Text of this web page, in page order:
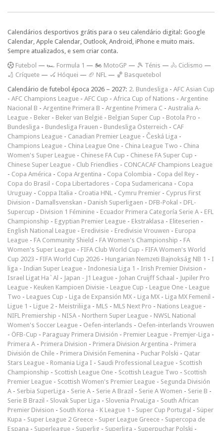
Calendários desportivos grátis para o seu calendário digital: Google
Calendar, Apple Calendar, Outlook, Android, iPhone e muito mais.
Sempre atualizados, e sem criar conta.
Futebol — 🏎️ Formula 1 — 🏍 MotoGP — 🎾 Ténis — 🚴 Ciclismo —
🏏 Críquete — 🏑 Hóquei — 🏈 NFL — 🏀 Basquetebol
Calendário de futebol época 2026 – 2027: 2. Bundesliga - AFC Asian Cup
- AFC Champions League - AFC Cup - Africa Cup of Nations - Argentine
Nacional B - Argentine Primera B - Argentine Primera C - Australia A-
League - Beker - Beker van België - Belgian Super Cup - Botola Pro -
Bundesliga - Bundesliga Frauen - Bundesliga Österreich - CAF
Champions League - Canadian Premier League - Česká Liga -
Champions League - China League One - China League Two - China
Women's Super League - Chinese FA Cup - Chinese FA Super Cup -
Chinese Super League - Club Friendlies - CONCACAF Champions League
- Copa América - Copa Argentina - Copa Colombia - Copa del Rey -
Copa do Brasil - Copa Libertadores - Copa Sudamericana - Copa
Uruguay - Coppa Italia - Croatia HNL - Cymru Premier - Cyprus First
Division - Damallsvenskan - Danish Superligaen - DFB-Pokal - DFL-
Supercup - Division 1 Féminine - Ecuador Primera Categoría Serie A - EFL
Championship - Egyptian Premier League - Ekstraklasa - Eliteserien -
English National League - Eredivisie - Eredivisie Vrouwen - Europa
League - FA Community Shield - FA Women's Championship - FA
Women's Super League - FIFA Club World Cup - FIFA Women's World
Cup 2023 - FIFA World Cup 2026 - Hungarian Nemzeti Bajnokság NB 1 - I
liga - Indian Super League - Indonesia Liga 1 - Irish Premier Division -
Israel Ligat Ha`Al - Japan - J1 League - Johan Cruijff Schaal - Jupiler Pro
League - Keuken Kampioen Divisie - League Cup - League One - League
Two - Leagues Cup - Liga de Expansión MX - Liga MX - Liga MX Femenil -
Ligue 1 - Ligue 2 - Meistriliiga - MLS - MLS Next Pro - Nations League -
NIFL Premiership - NISA - Northern Super League - NWSL National
Women's Soccer League - Oefen-interlands - Oefen-interlands Vrouwen
- ÖFB-Cup - Paraguay Primera División - Premier League - Premjer-Liga -
Primera A - Primera Division - Primera Division Argentina - Primera
División de Chile - Primera División Femenina - Puchar Polski - Qatar
Stars League - Romania Liga I - Saudi Professional League - Scottish
Championship - Scottish League One - Scottish League Two - Scottish
Premier League - Scottish Women's Premier League - Segunda División
A - Serbia SuperLiga - Serie A - Serie A Brazil - Serie A Women - Serie B -
Serie B Brazil - Slovak Super Liga - Slovenia PrvaLiga - South African
Premier Division - South Korea - K League 1 - Super Cup Portugal - Süper
Kupa - Super League 2 Greece - Super League Greece - Supercopa de
Espana - Superleague - Superlig - Superliga - Superpuchar Polski -